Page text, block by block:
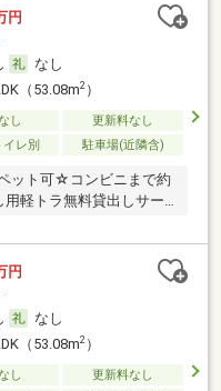
円
なし
（53.08m2）
し
更新料なし
イレ別 駐車場(近隣含)
ット可☆コンビニまで約
軽トラ無料貸出しサー
円
なし
（53.08m2）
し
更新料なし